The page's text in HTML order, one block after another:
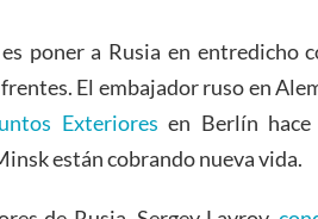
poner a Rusia en entredicho
El embajador ruso en
Exteriores en Berlín hace
están cobrando nueva vida.